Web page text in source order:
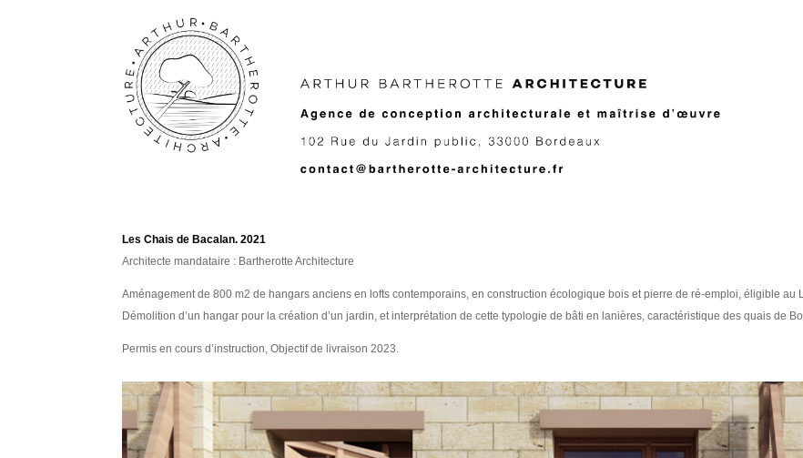
Les Chais de Bacalan. 2021
Architecte mandataire : Bartherotte Architecture
Aménagement de 800 m2 de hangars anciens en lofts contemporains, en construction écologique bois et pierre de ré-emploi, éligible au
Démolition d’un hangar pour la création d’un jardin, et interprétation de cette typologie de bâti en lanières, caractéristique des quais de
Permis en cours d’instruction, Objectif de livraison 2023.